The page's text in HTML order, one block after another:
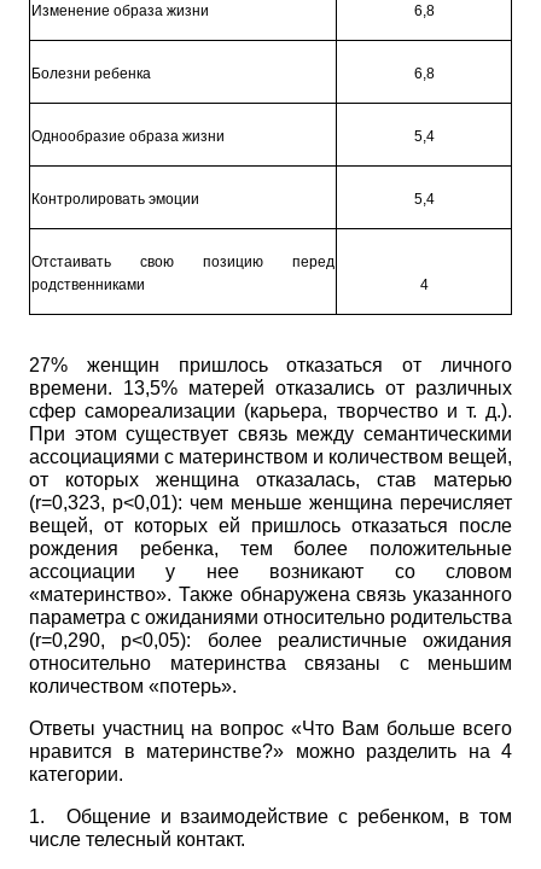
Изменение образа жизни 6,8
Болезни ребенка 6,8
Однообразие образа жизни 5,4
Контролировать эмоции 5,4
Отстаивать свою позицию перед
родственниками
4
27% женщин пришлось отказаться от личного
времени. 13,5% матерей отказались от различных
сфер самореализации (карьера, творчество и т. д.).
При этом существует связь между семантическими
ассоциациями с материнством и количеством вещей,
от которых женщина отказалась, став матерью
(r=0,323, p<0,01): чем меньше женщина перечисляет
вещей, от которых ей пришлось отказаться после
рождения ребенка, тем более положительные
ассоциации у нее возникают со словом
«материнство». Также обнаружена связь указанного
параметра с ожиданиями относительно родительства
(r=0,290, p<0,05): более реалистичные ожидания
относительно материнства связаны с меньшим
количеством «потерь».
Ответы участниц на вопрос «Что Вам больше всего
нравится в материнстве?» можно разделить на 4
категории.
1.
Общение и взаимодействие с ребенком, в том
числе телесный контакт.